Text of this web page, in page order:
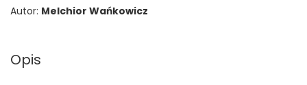
Autor: Melchior Wańkowicz
Opis